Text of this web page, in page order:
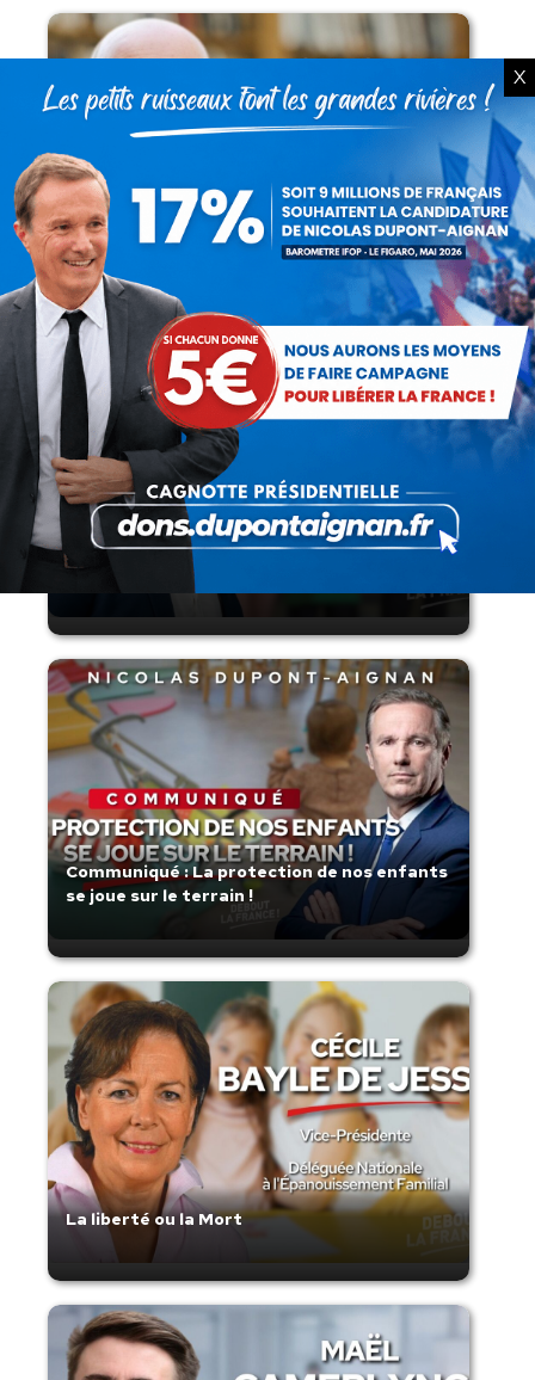
Lorsque tout flambe et que l’État
s’affaisse.
Zinedine Zidane, le retour du héros : la
France confie son destin à sa plus grande
légende
Communiqué : La protection de nos enfants
se joue sur le terrain !
La liberté ou la Mort
X